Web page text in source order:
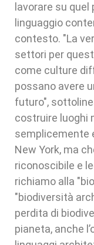
lavorare su
linguaggio
contesto. "La
settori per
come culture
possano avere
futuro",
costruire luoghi
semplicemente
New York, ma
riconoscibile e
richiamo alla
"biodiversità
perdita di
pianeta, anche